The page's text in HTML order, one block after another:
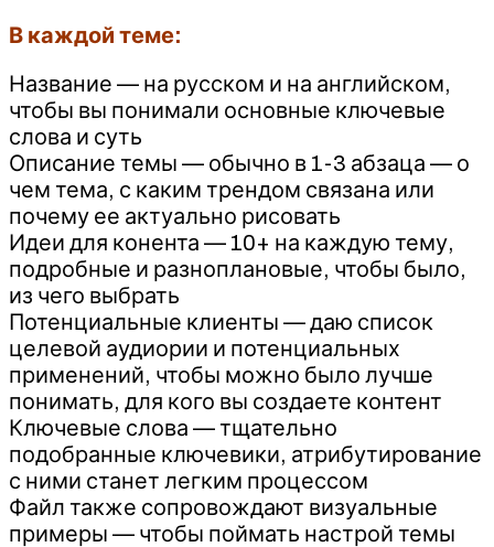
В каждой теме:
Название — на русском и на английском,
чтобы вы понимали основные ключевые
слова и суть
Описание темы — обычно в 1-3 абзаца — о
чем тема, с каким трендом связана или
почему ее актуально рисовать
Идеи для конента — 10+ на каждую тему,
подробные и разноплановые, чтобы было,
из чего выбрать
Потенциальные клиенты — даю список
целевой аудиории и потенциальных
применений, чтобы можно было лучше
понимать, для кого вы создаете контент
Ключевые слова — тщательно
подобранные ключевики, атрибутирование
с ними станет легким процессом
Файл также сопровождают визуальные
примеры — чтобы поймать настрой темы